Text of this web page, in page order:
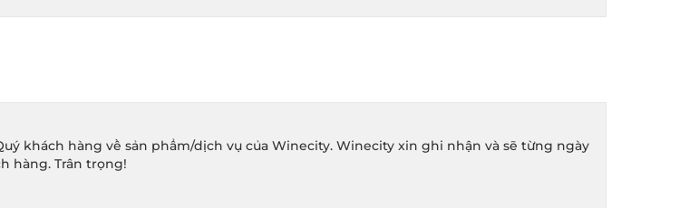
khách hàng về sản phẩm/dịch vụ của Winecity. Winecity xin ghi nhận và sẽ từng ngày
hàng. Trân trọng!